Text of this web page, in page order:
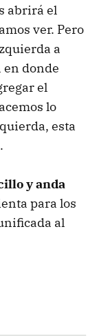
abrirá el
ver. Pero
a
en donde
el
lo
esta
y anda
para los
al